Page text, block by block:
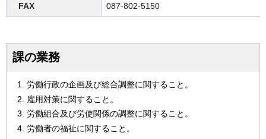
FAX 087-802-5150
課の業務
労働行政の企画及び総合調整に関すること。
雇用対策に関すること。
労働組合及び労使関係の調整に関すること。
労働者の福祉に関すること。